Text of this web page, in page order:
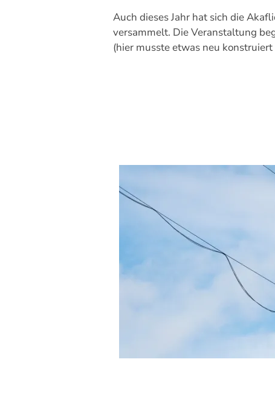
Auch dieses Jahr hat sich die
versammelt. Die Veranstaltung
(hier musste etwas neu